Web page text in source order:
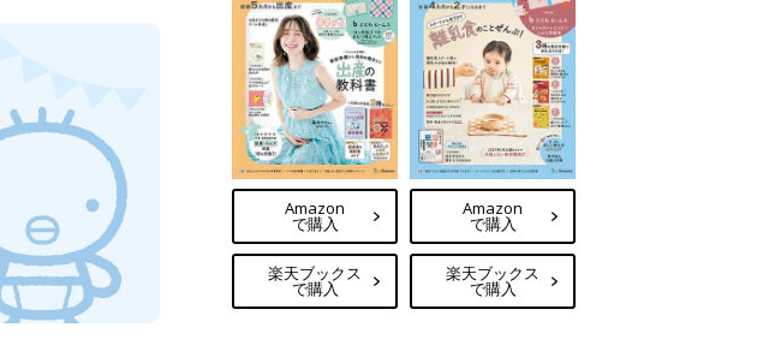
Amazon
で購入
楽天ブックス
で購入
Amazon
で購入
楽天ブックス
で購入